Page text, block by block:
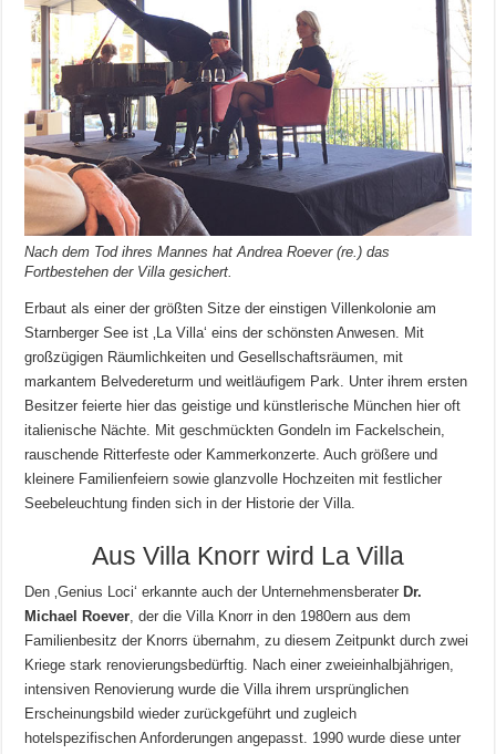
Nach dem Tod ihres Mannes hat Andrea Roever (re.) das
Fortbestehen der Villa gesichert.
Erbaut als einer der größten Sitze der einstigen Villenkolonie am
Starnberger See ist ‚La Villa‘ eins der schönsten Anwesen. Mit
großzügigen Räumlichkeiten und Gesellschaftsräumen, mit
markantem Belvedereturm und weitläufigem Park. Unter ihrem ersten
Besitzer feierte hier das geistige und künstlerische München hier oft
italienische Nächte. Mit geschmückten Gondeln im Fackelschein,
rauschende Ritterfeste oder Kammerkonzerte. Auch größere und
kleinere Familienfeiern sowie glanzvolle Hochzeiten mit festlicher
Seebeleuchtung finden sich in der Historie der Villa.
Aus Villa Knorr wird La Villa
Den ‚Genius Loci‘ erkannte auch der Unternehmensberater Dr.
Michael Roever, der die Villa Knorr in den 1980ern aus dem
Familienbesitz der Knorrs übernahm, zu diesem Zeitpunkt durch zwei
Kriege stark renovierungsbedürftig. Nach einer zweieinhalbjährigen,
intensiven Renovierung wurde die Villa ihrem ursprünglichen
Erscheinungsbild wieder zurückgeführt und zugleich
hotelspezifischen Anforderungen angepasst. 1990 wurde diese unter